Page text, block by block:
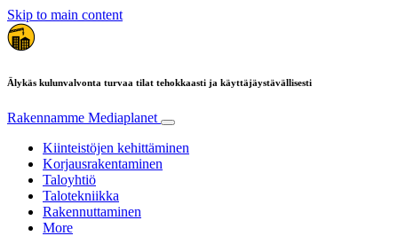
Skip to main content
Älykäs kulunvalvonta turvaa tilat tehokkaasti ja käyttäjäystävällisesti
Rakennamme Mediaplanet
Kiinteistöjen kehittäminen
Korjausrakentaminen
Taloyhtiö
Talotekniikka
Rakennuttaminen
More